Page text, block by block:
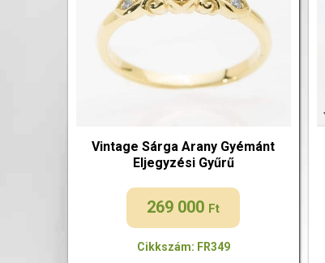
Vintage Sárga Arany Gyémánt
Eljegyzési Gyűrű
269 000 Ft
Cikkszám: FR349